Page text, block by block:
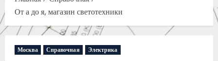
От а до я, магазин светотехники
Москва Справочная Электрика